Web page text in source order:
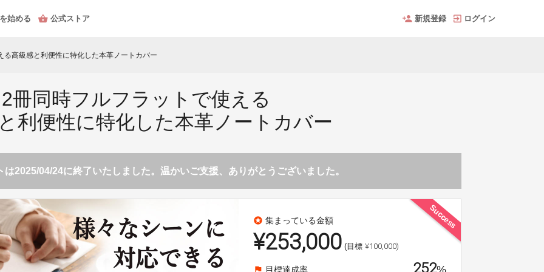
始める 公式ストア 新規登録 ログイン
る高級感と利便性に特化した本革ノートカバー
2冊同時フルフラットで使える
利便性に特化した本革ノートカバー
は2025/04/24に終了いたしました。温かいご支援、ありがとうございました。
Success
stars 集まっている金額
¥253,000 (目標 ¥100,000)
flag 目標達成率 252%